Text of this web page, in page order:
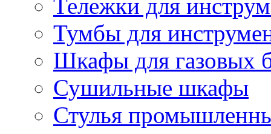
Тележки для
Тумбы для
Шкафы для газовых
Сушильные шкафы
Стулья